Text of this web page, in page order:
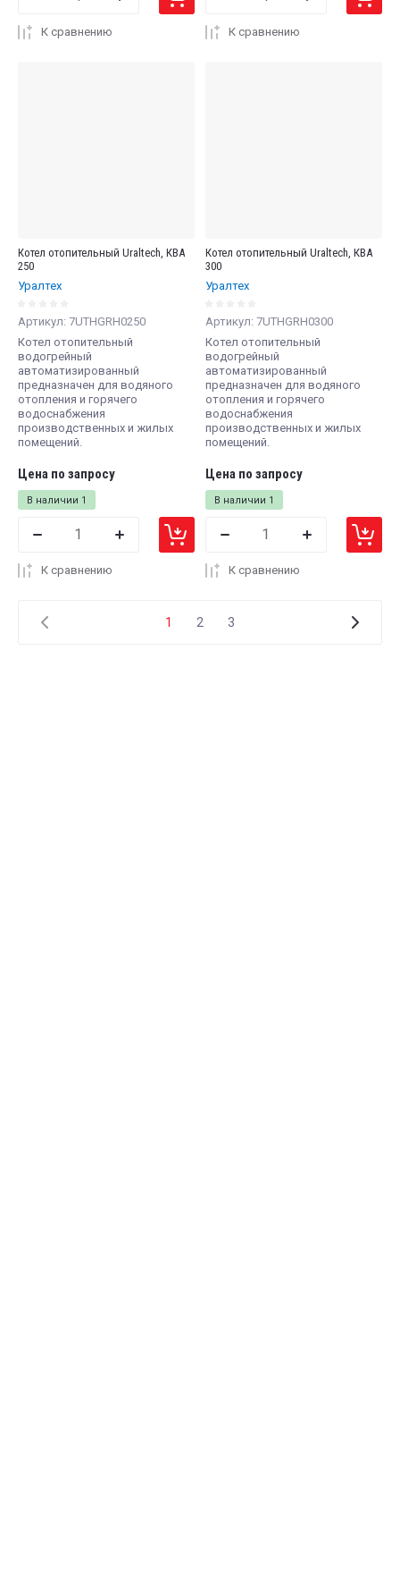
К сравнению К сравнению
Котел отопительный Uraltech, КВА
250
Уралтех
Артикул: 7UTHGRH0250
Котел отопительный
водогрейный
автоматизированный
предназначен для водяного
отопления и горячего
водоснабжения
производственных и жилых
помещений.
В наличии 1
Цена по запросу
К сравнению
Котел отопительный Uraltech, КВА
300
Уралтех
Артикул: 7UTHGRH0300
Котел отопительный
водогрейный
автоматизированный
предназначен для водяного
отопления и горячего
водоснабжения
производственных и жилых
помещений.
В наличии 1
Цена по запросу
К сравнению
1 2 3